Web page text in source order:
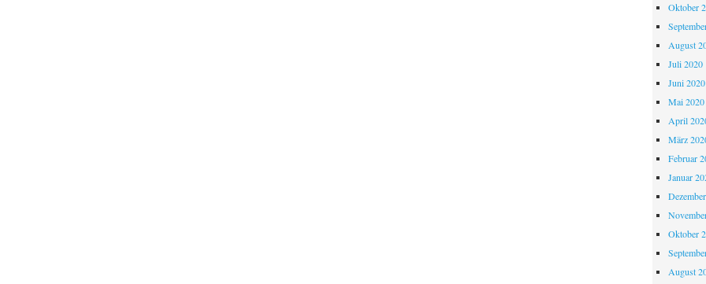
Oktober
August
Juli 2020
Juni 2020
Mai 2020
April
März
Februar
Januar
Oktober
August